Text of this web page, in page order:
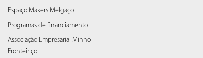
Espaço Makers Melgaço
Programas de financiamento
Associação Empresarial Minho
Fronteiriço